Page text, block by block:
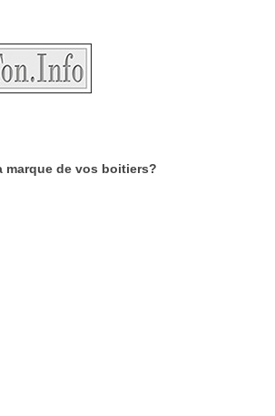
marque de vos boitiers?